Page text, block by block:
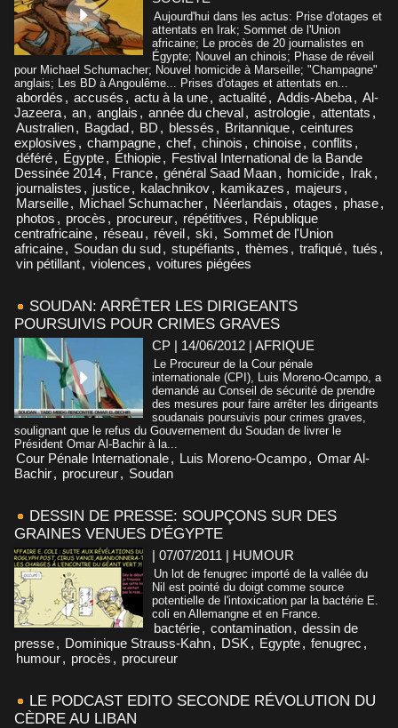
Aujourd'hui dans les actus: Prise d'otages et
attentats en Irak; Sommet de l'Union
africaine; Le procès de 20 journalistes en
Égypte; Nouvel an chinois; Phase de réveil
pour Michael Schumacher; Nouvel homicide à Marseille; "Champagne"
anglais; Les BD à Angoulême... Prises d'otages et attentats en...
abordés , accusés , actu à la une, actualité, Addis-Abeba, Al-
Jazeera, an, anglais , année du cheval, astrologie, attentats ,
Australien, Bagdad, BD , blessés , Britannique, ceintures
explosives , champagne, chef, chinois , chinoise, conflits ,
déféré, Égypte, Éthiopie, Festival International de la Bande
Dessinée 2014, France, général Saad Maan, homicide, Irak ,
journalistes , justice, kalachnikov, kamikazes , majeurs ,
Marseille, Michael Schumacher, Néerlandais , otages , phase,
photos , procès , procureur, répétitives , République
centrafricaine, réseau, réveil, ski, Sommet de l'Union
africaine, Soudan du sud, stupéfiants , thèmes , trafiqué, tués ,
vin pétillant, violences , voitures piégées
SOUDAN: ARRÊTER LES DIRIGEANTS
POURSUIVIS POUR CRIMES GRAVES
CP | 14/06/2012 | AFRIQUE
Le Procureur de la Cour pénale
internationale (CPI), Luis Moreno-Ocampo, a
demandé au Conseil de sécurité de prendre
des mesures pour faire arrêter les dirigeants
soudanais poursuivis pour crimes graves,
soulignant que le refus du Gouvernement du Soudan de livrer le
Président Omar Al-Bachir à la...
Cour Pénale Internationale, Luis Moreno-Ocampo, Omar Al-
Bachir, procureur, Soudan
DESSIN DE PRESSE: SOUPÇONS SUR DES
GRAINES VENUES D'ÉGYPTE
| 07/07/2011 | HUMOUR
Un lot de fenugrec importé de la vallée du
Nil est pointé du doigt comme source
potentielle de l'intoxication par la bactérie E.
coli en Allemangne et en France.
bactérie, contamination, dessin de
presse, Dominique Strauss-Kahn, DSK , Egypte, fenugrec ,
humour, procès , procureur
LE PODCAST EDITO SECONDE RÉVOLUTION DU
CÈDRE AU LIBAN